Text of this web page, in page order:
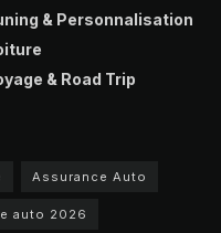
& Personnalisation
& Road Trip
Assurance Auto
auto 2026